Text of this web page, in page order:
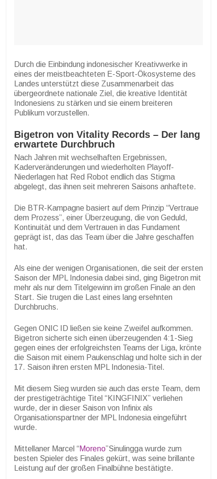
Durch die Einbindung indonesischer Kreativwerke in
eines der meistbeachteten E-Sport-Ökosysteme des
Landes unterstützt diese Zusammenarbeit das
übergeordnete nationale Ziel, die kreative Identität
Indonesiens zu stärken und sie einem breiteren
Publikum vorzustellen.
Bigetron von Vitality Records – Der lang
erwartete Durchbruch
Nach Jahren mit wechselhaften Ergebnissen,
Kaderveränderungen und wiederholten Playoff-
Niederlagen hat Red Robot endlich das Stigma
abgelegt, das ihnen seit mehreren Saisons anhaftete.
Die BTR-Kampagne basiert auf dem Prinzip “Vertraue
dem Prozess”, einer Überzeugung, die von Geduld,
Kontinuität und dem Vertrauen in das Fundament
geprägt ist, das das Team über die Jahre geschaffen
hat.
Als eine der wenigen Organisationen, die seit der ersten
Saison der MPL Indonesia dabei sind, ging Bigetron mit
mehr als nur dem Titelgewinn im großen Finale an den
Start. Sie trugen die Last eines lang ersehnten
Durchbruchs.
Gegen ONIC ID ließen sie keine Zweifel aufkommen.
Bigetron sicherte sich einen überzeugenden 4:1-Sieg
gegen eines der erfolgreichsten Teams der Liga, krönte
die Saison mit einem Paukenschlag und holte sich in der
17. Saison ihren ersten MPL Indonesia-Titel.
Mit diesem Sieg wurden sie auch das erste Team, dem
der prestigeträchtige Titel “KINGFINIX” verliehen
wurde, der in dieser Saison von Infinix als
Organisationspartner der MPL Indonesia eingeführt
wurde.
Mittellaner Marcel “Moreno”Sinulingga wurde zum
besten Spieler des Finales gekürt, was seine brillante
Leistung auf der großen Finalbühne bestätigte.